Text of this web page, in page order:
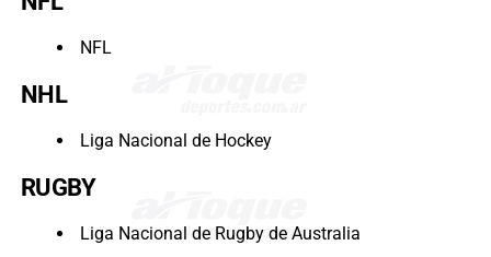
NFL
NHL
Liga Nacional de Hockey
RUGBY
Liga Nacional de Rugby de Australia